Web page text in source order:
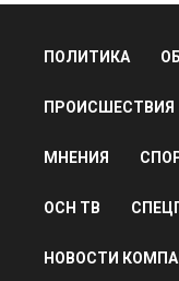
ПОЛИТИКА
ПРОИСШЕСТВИЯ
МНЕНИЯ
ОСН ТВ
НОВОСТИ